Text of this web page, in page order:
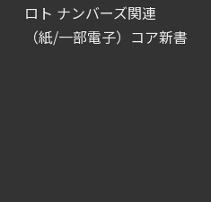
ロト ナンバーズ関連
（紙/一部電子）コア新書